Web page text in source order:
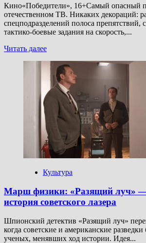
Кино«Победители», 16+Самый опасный
отечественном ТВ. Никаких декораций:
спецподразделений полоса препятствий,
тактико-боевые задания на скорость,...
Читать далееПрочитать
Шоу-
контент:
железные
люди
РЕН
и
танцующий
Фауст
Театре
Культура
Марш физики: «Разящий луч»
история советского лазера
Шпионский детектив «Разящий луч»
когда советские и американские разведки
ученых, менявших ход истории. Идея...